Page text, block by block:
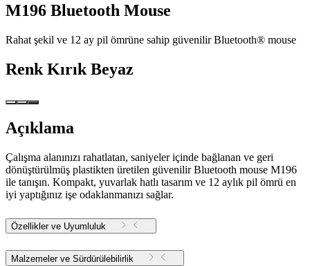
M196 Bluetooth Mouse
Rahat şekil ve 12 ay pil ömrüne sahip güvenilir Bluetooth® mouse
Renk Kırık Beyaz
Açıklama
Çalışma alanınızı rahatlatan, saniyeler içinde bağlanan ve geri
dönüştürülmüş plastikten üretilen güvenilir Bluetooth mouse M196
ile tanışın. Kompakt, yuvarlak hatlı tasarım ve 12 aylık pil ömrü en
iyi yaptığınız işe odaklanmanızı sağlar.
Özellikler ve Uyumluluk
Malzemeler ve Sürdürülebilirlik